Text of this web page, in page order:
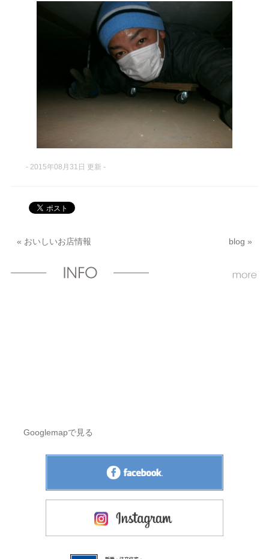
- 2015年08月31日 更新 -
« おいしいお店情報 blog »
Googlemapで見る